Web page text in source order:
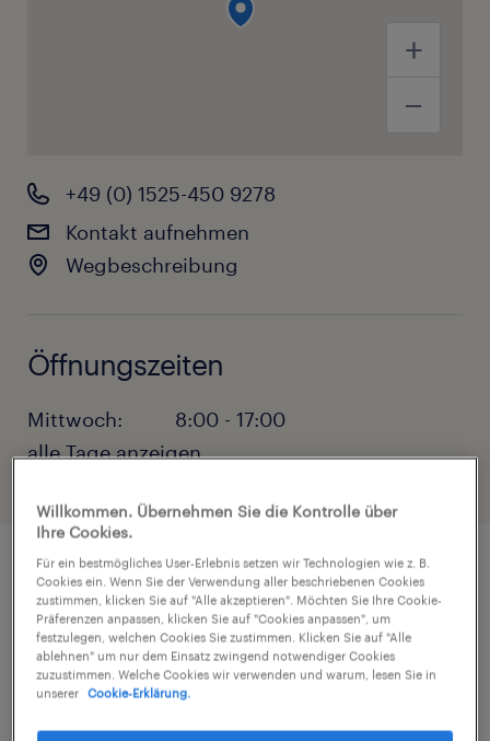
+49 (0) 1525-450 9278
Kontakt aufnehmen
Wegbeschreibung
Öffnungszeiten
Mittwoch:
8:00 - 17:00
alle Tage anzeigen
Dienstag:
8:00 - 17:00
Donnerstag:
8:00 - 17:00
Freitag:
8:00 - 17:00
Samstag:
GESCHLOSSEN
Sonntag:
GESCHLOSSEN
Jobs und
Personaldienstleistungen in
Jettingen
Willkommen. Übernehmen Sie die Kontrolle über
Ihre Cookies.
Für ein bestmögliches User-Erlebnis setzen wir Technologien wie z. B.
Cookies ein. Wenn Sie der Verwendung aller beschriebenen Cookies
zustimmen, klicken Sie auf "Alle akzeptieren". Möchten Sie Ihre Cookie-
Präferenzen anpassen, klicken Sie auf "Cookies anpassen", um
festzulegen, welchen Cookies Sie zustimmen. Klicken Sie auf "Alle
ablehnen" um nur dem Einsatz zwingend notwendiger Cookies
zuzustimmen. Welche Cookies wir verwenden und warum, lesen Sie in
unserer
Cookie-Erklärung.